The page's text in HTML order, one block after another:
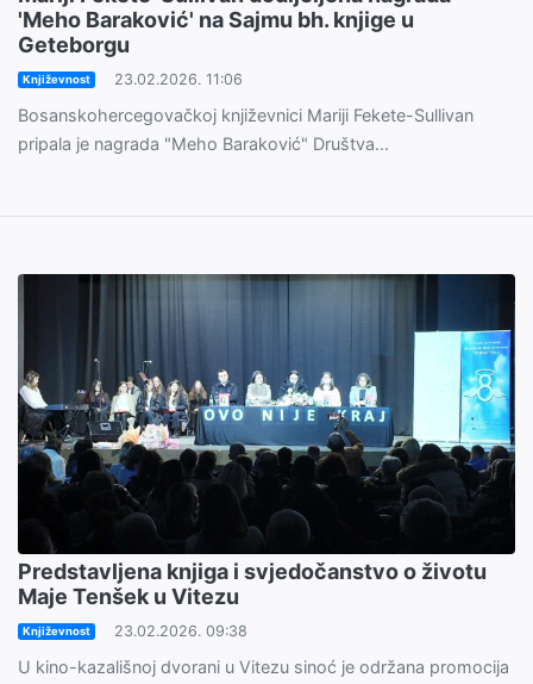
'Meho Baraković' na Sajmu bh. knjige u
Geteborgu
Književnost 23.02.2026. 11:06
Bosanskohercegovačkoj književnici Mariji Fekete-Sullivan
pripala je nagrada "Meho Baraković" Društva...
Predstavljena knjiga i svjedočanstvo o životu
Maje Tenšek u Vitezu
Književnost 23.02.2026. 09:38
U kino-kazališnoj dvorani u Vitezu sinoć je održana promocija